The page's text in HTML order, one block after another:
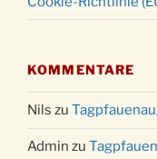
KOMMENTARE
Nils zu
Admin zu